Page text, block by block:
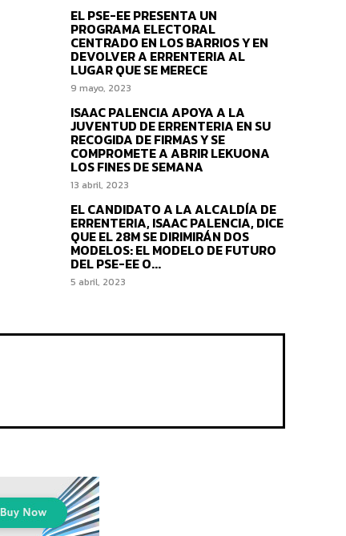
EL PSE-EE PRESENTA UN
PROGRAMA ELECTORAL
CENTRADO EN LOS BARRIOS Y EN
DEVOLVER A ERRENTERIA AL
LUGAR QUE SE MERECE
9 mayo, 2023
ISAAC PALENCIA APOYA A LA
JUVENTUD DE ERRENTERIA EN SU
RECOGIDA DE FIRMAS Y SE
COMPROMETE A ABRIR LEKUONA
LOS FINES DE SEMANA
13 abril, 2023
EL CANDIDATO A LA ALCALDÍA DE
ERRENTERIA, ISAAC PALENCIA, DICE
QUE EL 28M SE DIRIMIRÁN DOS
MODELOS: EL MODELO DE FUTURO
DEL PSE-EE O...
5 abril, 2023